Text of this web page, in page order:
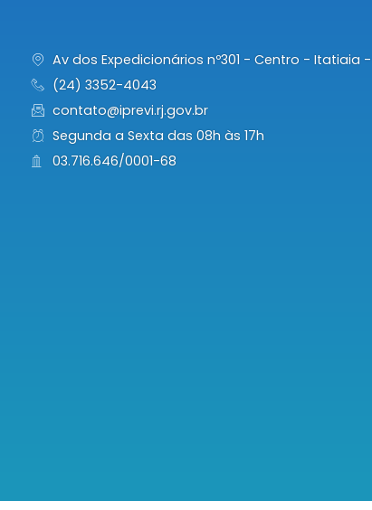
Av dos Expedicionários nº301 - Centro - Itatiaia -
(24) 3352-4043
contato@iprevi.rj.gov.br
Segunda a Sexta das 08h às 17h
03.716.646/0001-68